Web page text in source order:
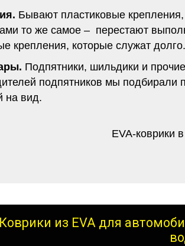
Бывают пластиковые
то же самое – перестают
крепления, которые служат
Подпятники, шильдики и
подпятников мы подбирали
на вид.
Коврики из EVA для